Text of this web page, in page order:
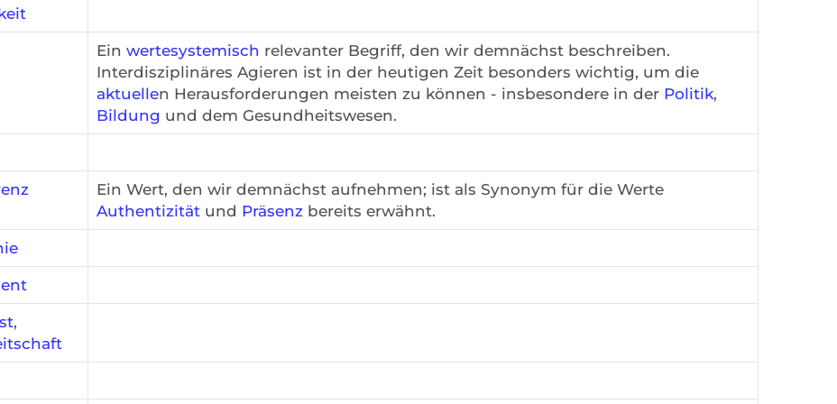
Ein wertesystemisch relevanter Begriff, den wir demnächst beschreiben.
Interdisziplinäres Agieren ist in der heutigen Zeit besonders wichtig, um die
aktuellen Herausforderungen meisten zu können - insbesondere in der Politik,
Bildung und dem Gesundheitswesen.
Ein Wert, den wir demnächst aufnehmen; ist als Synonym für die Werte
Authentizitätund Präsenzbereits erwähnt.
,